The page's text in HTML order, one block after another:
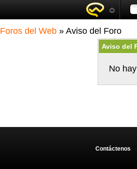
Foros del Web » Aviso del Foro
Aviso del
No
Contáctenos -